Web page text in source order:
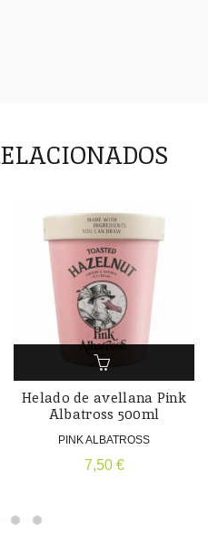
Helado de avellana Pink
Albatross 500ml
PINK ALBATROSS
7,50 €